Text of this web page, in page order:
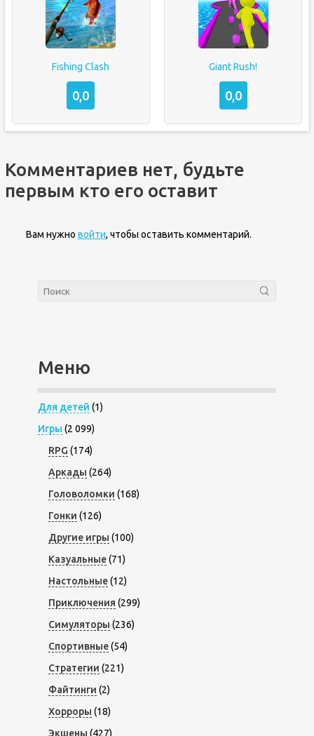
Fishing Clash
0,0
Giant Rush!
0,0
Комментариев нет, будьте
первым кто его оставит
Вам нужно войти, чтобы оставить комментарий.
Меню
Для детей (1)
Игры (2 099)
RPG (174)
Аркады (264)
Головоломки (168)
Гонки (126)
Другие игры (100)
Казуальные(71)
Настольные(12)
Приключения (299)
Симуляторы (236)
Спортивные(54)
Стратегии (221)
Файтинги (2)
Хорроры (18)
Экшены (427)